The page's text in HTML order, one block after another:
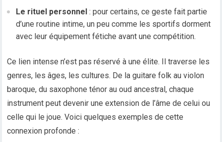
Le rituel personnel : pour certains, ce geste fait partie
d’une routine intime, un peu comme les sportifs dorment
avec leur équipement fétiche avant une compétition.
Ce lien intense n’est pas réservé à une élite. Il traverse les
genres, les âges, les cultures. De la guitare folk au violon
baroque, du saxophone ténor au oud ancestral, chaque
instrument peut devenir une extension de l’âme de celui ou
celle qui le joue. Voici quelques exemples de cette
connexion profonde :